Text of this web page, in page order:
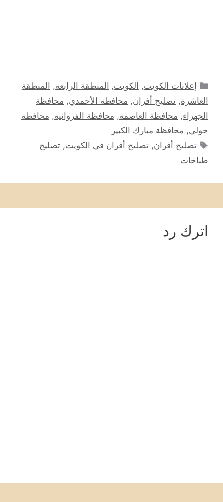
التصنيفات
إعلانات الكويت, الكويت, المنطقة الرابعة, المنطقة
العاشرة, تصليح أفران, محافظة الأحمدي, محافظة
الجهراء, محافظة العاصمة, محافظة الفروانية, محافظة
حولي, محافظة مبارك الكبير
الوسوم
تصليح أفران,تصليح أفران في الكويت,تصليح
طباخات
اترك رد